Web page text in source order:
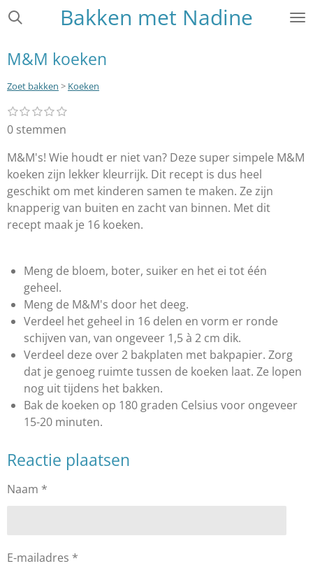
Ga
de
hoofdinhoud
Bakken met Nadine
M&M koeken
Zoet bakken > Koeken
R
a
i
n
g
:
0
1
s
t
r
2
t
r
r
e
n
3
t
r
r
e
n
4
t
r
r
e
n
5
t
r
r
e
n
S
m
m
e
n
0 stemmen
M&M's! Wie houdt er niet van? Deze super simpele M&M
koeken zijn lekker kleurrijk. Dit recept is dus heel
geschikt om met kinderen samen te maken. Ze zijn
knapperig van buiten en zacht van binnen. Met dit
recept maak je 16 koeken.
Meng de bloem, boter, suiker en het ei tot één
geheel.
Meng de M&M's door het deeg.
Verdeel het geheel in 16 delen en vorm er ronde
schijven van, van ongeveer 1,5 à 2 cm dik.
Verdeel deze over 2 bakplaten met bakpapier. Zorg
dat je genoeg ruimte tussen de koeken laat. Ze lopen
nog uit tijdens het bakken.
Bak de koeken op 180 graden Celsius voor ongeveer
15-20 minuten.
Reactie plaatsen
Naam *
E-mailadres *